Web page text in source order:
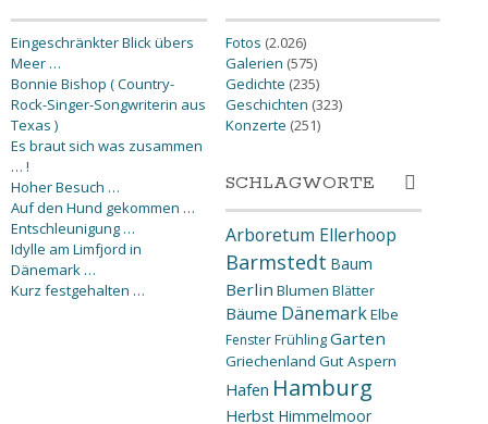
Eingeschränkter Blick übers
Meer …
Bonnie Bishop ( Country-
Rock-Singer-Songwriterin aus
Texas )
Es braut sich was zusammen
… !
Hoher Besuch …
Auf den Hund gekommen …
Entschleunigung …
Idylle am Limfjord in
Dänemark …
Kurz festgehalten …
Fotos (2.026)
Galerien (575)
Gedichte (235)
Geschichten (323)
Konzerte (251)
SCHLAGWORTE
Arboretum Ellerhoop
Barmstedt Baum
Berlin Blumen Blätter
Bäume DänemarkElbe
FensterFrühlingGarten
Griechenland Gut Aspern
Hafen Hamburg
Herbst Himmelmoor